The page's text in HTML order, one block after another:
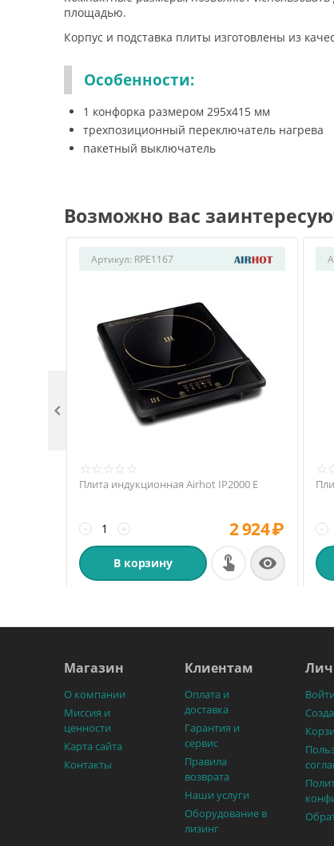
площадью.
Корпус и подставка плиты изготовлены из
Особенности:
1 конфорка размером 295х415 мм
трехпозиционный переключатель нагрева
пакетный выключатель
Возможно вас
Артикул: RPE1167
Плита индукционная Airhot IP2000 E
+
− 2 924₽
В корзину 
−

Магазин
О компании
Миссия и
ценности
Карта сайта
Контакты
Клиентам
Оплата и
доставка
Гарантия и
сервис
Правила
возврата
Наши услуги
Оборудование в
лизинг
Войти